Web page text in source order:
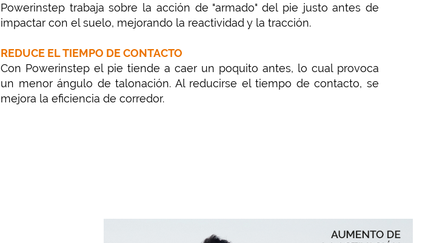
Powerinstep trabaja sobre la acción de "armado" del pie justo antes de
impactar con el suelo, mejorando la reactividad y la tracción.
REDUCE EL TIEMPO DE CONTACTO
Con Powerinstep el pie tiende a caer un poquito antes, lo cual provoca
un menor ángulo de talonación. Al reducirse el tiempo de contacto, se
mejora la eficiencia de corredor.